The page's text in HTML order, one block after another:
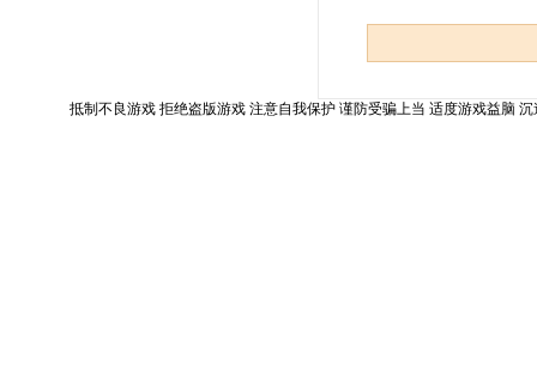
抵制不良游戏 拒绝盗版游戏 注意自我保护 谨防受骗上当 适度游戏益脑